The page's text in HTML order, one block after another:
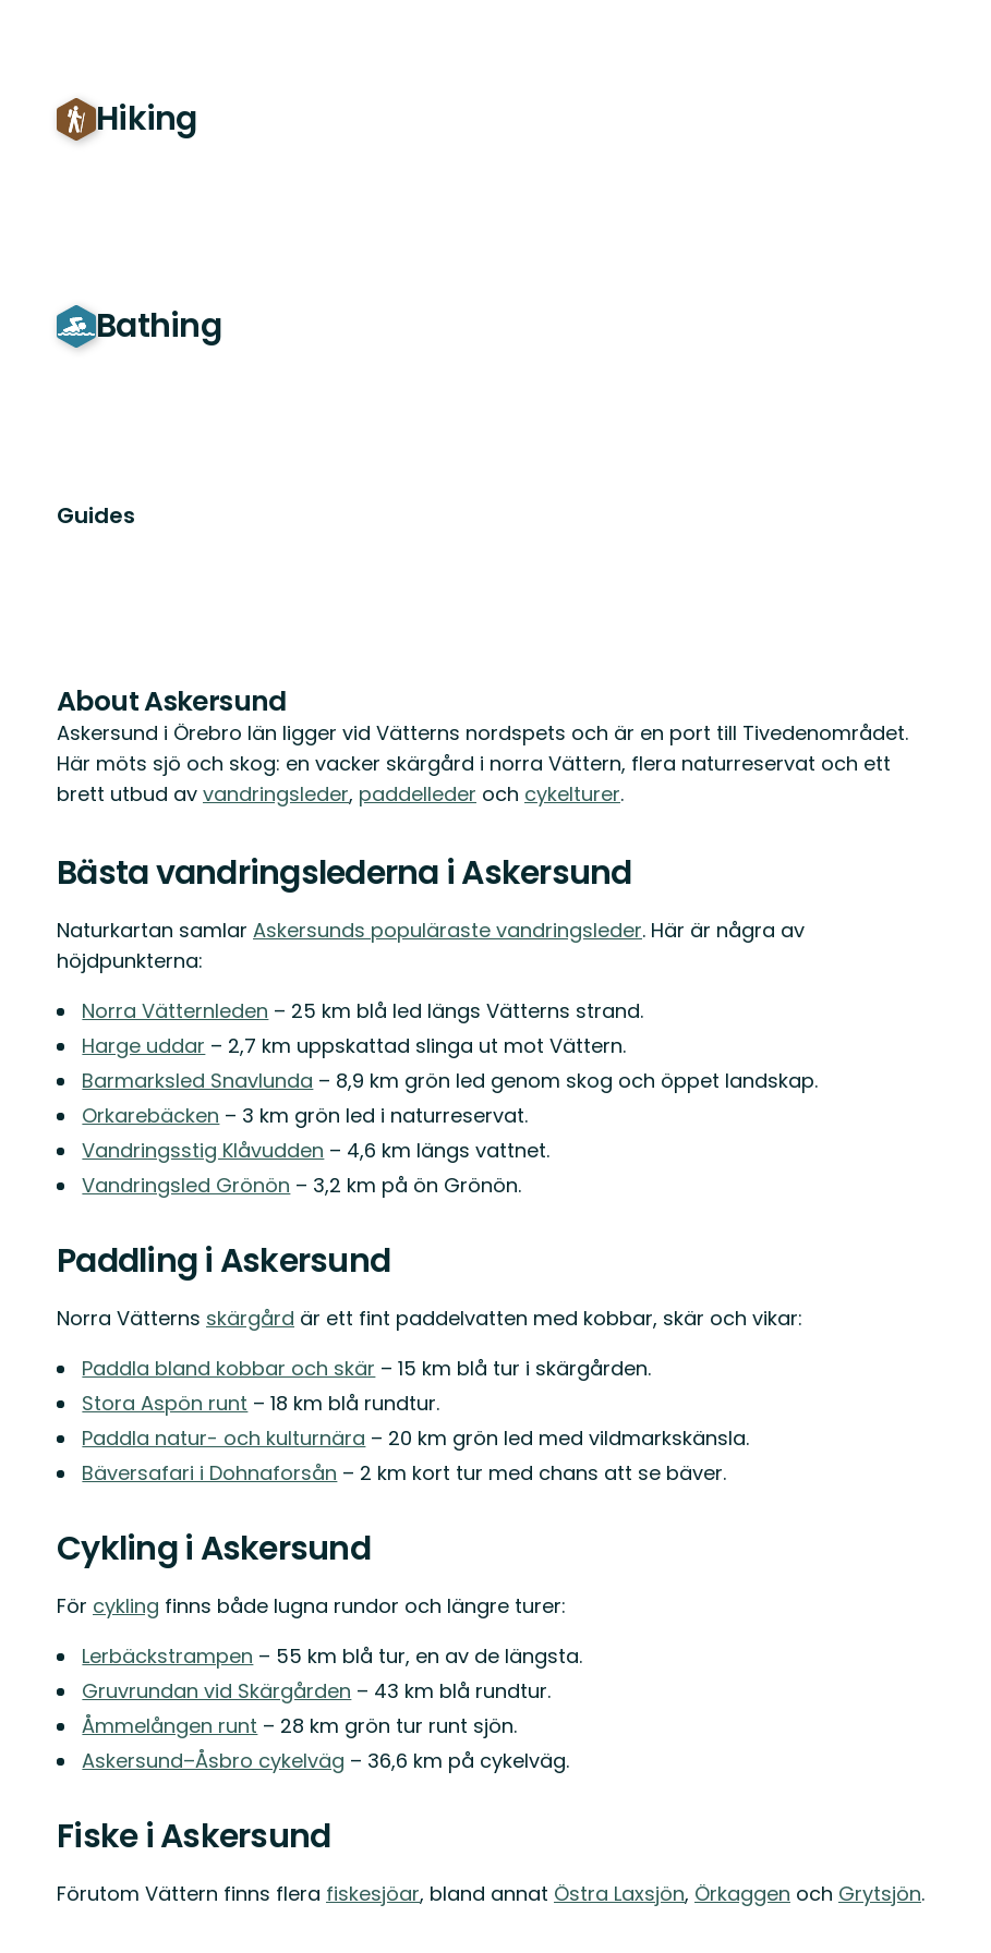
Hiking
Bathing
Guides
About Askersund
Askersund i Örebro län ligger vid Vätterns nordspets och är en port till Tivedenområdet.
Här möts sjö och skog: en vacker skärgård i norra Vättern, flera naturreservat och ett
brett utbud av vandringsleder, paddelleder och cykelturer.
Bästa vandringslederna i Askersund
Naturkartan samlar Askersunds populäraste vandringsleder. Här är några av
höjdpunkterna:
Norra Vätternleden – 25 km blå led längs Vätterns strand.
Harge uddar – 2,7 km uppskattad slinga ut mot Vättern.
Barmarksled Snavlunda – 8,9 km grön led genom skog och öppet landskap.
Orkarebäcken – 3 km grön led i naturreservat.
Vandringsstig Klåvudden – 4,6 km längs vattnet.
Vandringsled Grönön – 3,2 km på ön Grönön.
Paddling i Askersund
Norra Vätterns skärgård är ett fint paddelvatten med kobbar, skär och vikar:
Paddla bland kobbar och skär – 15 km blå tur i skärgården.
Stora Aspön runt – 18 km blå rundtur.
Paddla natur- och kulturnära – 20 km grön led med vildmarkskänsla.
Bäversafari i Dohnaforsån – 2 km kort tur med chans att se bäver.
Cykling i Askersund
För cykling finns både lugna rundor och längre turer:
Lerbäckstrampen – 55 km blå tur, en av de längsta.
Gruvrundan vid Skärgården – 43 km blå rundtur.
Åmmelången runt – 28 km grön tur runt sjön.
Askersund–Åsbro cykelväg – 36,6 km på cykelväg.
Fiske i Askersund
Förutom Vättern finns flera fiskesjöar, bland annat Östra Laxsjön, Örkaggen och Grytsjön.